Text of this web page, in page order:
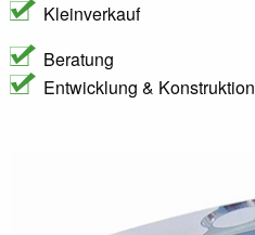
Kleinverkauf
Beratung
Entwicklung & Konstruktion